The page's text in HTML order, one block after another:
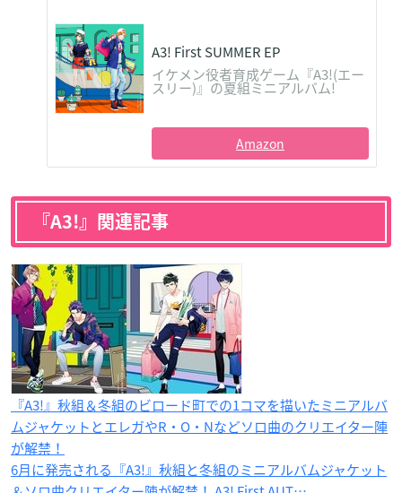
A3! First SUMMER EP
イケメン役者育成ゲーム『A3!(エー
スリー)』の夏組ミニアルバム!
Amazon
『A3!』関連記事
『A3!』秋組＆冬組のビロード町での1コマを描いたミニアルバ
ムジャケットとエレガやR・O・Nなどソロ曲のクリエイター陣
が解禁！
6月に発売される『A3!』秋組と冬組のミニアルバムジャケット